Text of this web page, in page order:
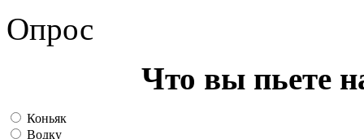
Опрос
Что вы пьете
Коньяк
Водку